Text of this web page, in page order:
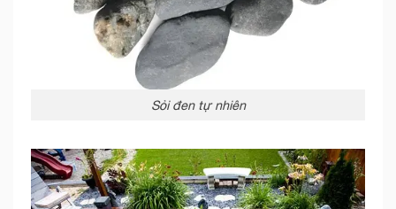
Sỏi đen tự nhiên